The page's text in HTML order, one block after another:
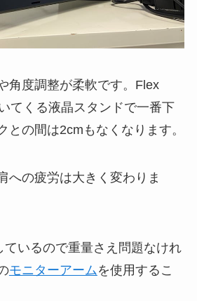
角度調整が柔軟です。Flex
てくる液晶スタンドで一番下
との間は2cmもなくなります。
への疲労は大きく変わりま
ているので重量さえ問題なけれ
モニターアーム を使用するこ